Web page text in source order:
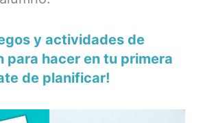
y actividades de
para hacer en tu primera
de planificar!